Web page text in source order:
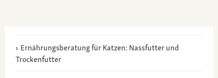
Ernährungsberatung für Katzen: Nassfutter und
Trockenfutter